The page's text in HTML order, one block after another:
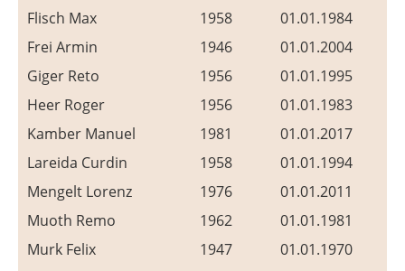
Flisch Max
1958
01.01.1984
Frei Armin
1946
01.01.2004
Giger Reto
1956
01.01.1995
Heer Roger
1956
01.01.1983
Kamber Manuel
1981
01.01.2017
Lareida Curdin
1958
01.01.1994
Mengelt Lorenz
1976
01.01.2011
Muoth Remo
1962
01.01.1981
Murk Felix
1947
01.01.1970